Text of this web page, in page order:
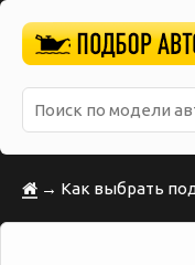
→ Как выбрать